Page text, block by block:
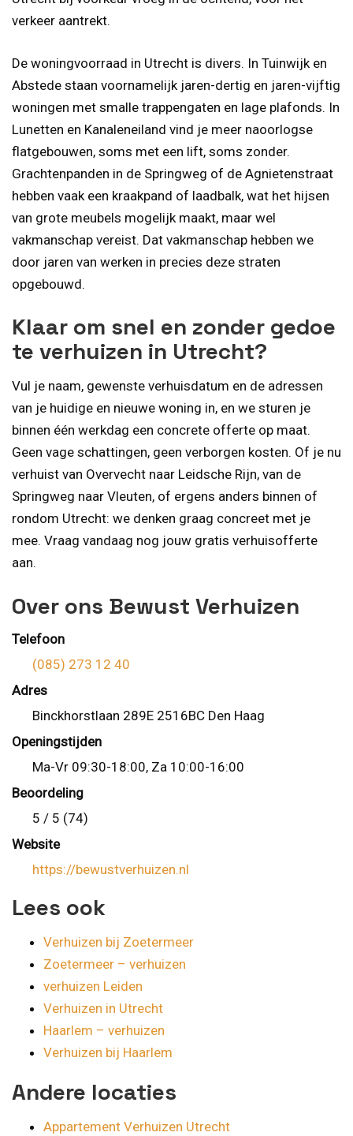
verkeer aantrekt.
De woningvoorraad in Utrecht is divers. In Tuinwijk en
Abstede staan voornamelijk jaren-dertig en jaren-vijftig
woningen met smalle trappengaten en lage plafonds. In
Lunetten en Kanaleneiland vind je meer naoorlogse
flatgebouwen, soms met een lift, soms zonder.
Grachtenpanden in de Springweg of de Agnietenstraat
hebben vaak een kraakpand of laadbalk, wat het hijsen
van grote meubels mogelijk maakt, maar wel
vakmanschap vereist. Dat vakmanschap hebben we
door jaren van werken in precies deze straten
opgebouwd.
Klaar om snel en zonder gedoe
te verhuizen in Utrecht?
Vul je naam, gewenste verhuisdatum en de adressen
van je huidige en nieuwe woning in, en we sturen je
binnen één werkdag een concrete offerte op maat.
Geen vage schattingen, geen verborgen kosten. Of je nu
verhuist van Overvecht naar Leidsche Rijn, van de
Springweg naar Vleuten, of ergens anders binnen of
rondom Utrecht: we denken graag concreet met je
mee. Vraag vandaag nog jouw gratis verhuisofferte
aan.
Over ons Bewust Verhuizen
Telefoon
(085) 273 12 40
Adres
Binckhorstlaan 289E 2516BC Den Haag
Openingstijden
Ma-Vr 09:30-18:00, Za 10:00-16:00
Beoordeling
5 / 5 (74)
Website
https://bewustverhuizen.nl
Lees ook
Verhuizen bij Zoetermeer
Zoetermeer – verhuizen
verhuizen Leiden
Verhuizen in Utrecht
Haarlem – verhuizen
Verhuizen bij Haarlem
Andere locaties
Appartement Verhuizen Utrecht